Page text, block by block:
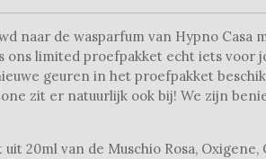
naar de wasparfum van Hypno Casa
ons limited proefpakket echt iets voor
geuren in het proefpakket
zit er natuurlijk ook bij! We zijn
uit 20ml van de Muschio Rosa, Oxigene,